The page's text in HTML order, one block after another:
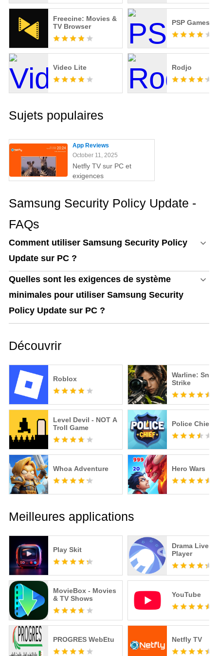
Freecine: Movies &
TV Browser
PSP Games
Video Lite Rodjo
Sujets populaires
App Reviews
October 11, 2025
Netfly TV sur PC et
exigences
Samsung Security Policy Update -
FAQs
Comment utiliser Samsung Security Policy
Update sur PC ?
Quelles sont les exigences de système
minimales pour utiliser Samsung Security
Policy Update sur PC ?
Découvrir
Roblox
Warline:
Strike
Level Devil - NOT A
Troll Game
Police Chief
Whoa Adventure Hero Wars
Meilleures applications
Play Skit
MovieBox - Movies
& TV Shows
PROGRES WebEtu
Drama Live |
Player
YouTube
Netfly TV